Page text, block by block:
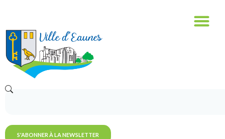
S'ABONNER À LA NEWSLETTER